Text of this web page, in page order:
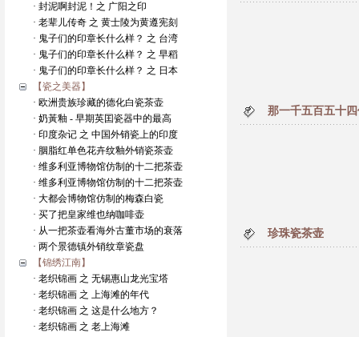
· 封泥啊封泥！之 广阳之印
· 老辈儿传奇 之 黄士陵为黄遵宪刻
· 鬼子们的印章长什么样？ 之 台湾
· 鬼子们的印章长什么样？ 之 早稻
· 鬼子们的印章长什么样？ 之 日本
【瓷之美器】
· 欧洲贵族珍藏的德化白瓷茶壶
· 奶黃釉 - 早期英囯瓷器中的最高
· 印度杂记 之 中国外销瓷上的印度
· 胭脂红单色花卉纹釉外销瓷茶壶
· 维多利亚博物馆仿制的十二把茶壶
· 维多利亚博物馆仿制的十二把茶壶
· 大都会博物馆仿制的梅森白瓷
· 买了把皇家维也纳咖啡壶
· 从一把茶壶看海外古董市场的衰落
· 两个景德镇外销纹章瓷盘
【锦绣江南】
· 老织锦画 之 无锡惠山龙光宝塔
· 老织锦画 之 上海滩的年代
· 老织锦画 之 这是什么地方？
· 老织锦画 之 老上海滩
那一千五百五十
珍珠瓷茶壶